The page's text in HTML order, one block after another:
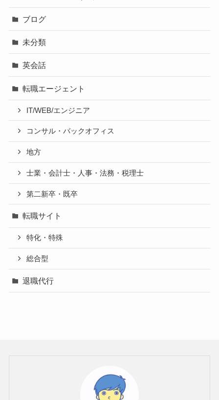
ブログ
未分類
英会話
転職エージェント
IT/WEB/エンジニア
コンサル・バックオフィス
地方
士業・会計士・人事・法務・税理士
第二新卒・既卒
転職サイト
特化・特殊
総合型
退職代行